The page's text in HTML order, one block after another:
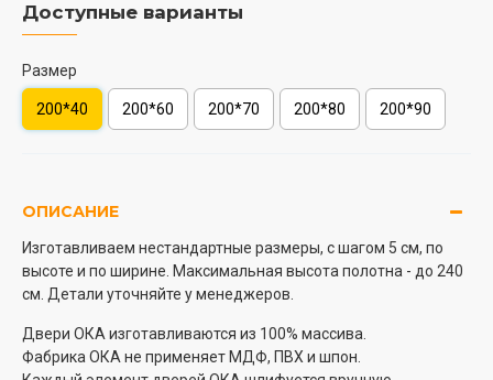
Доступные варианты
Размер
200*40 200*60 200*70 200*80 200*90
ОПИСАНИЕ
Изготавливаем нестандартные размеры, с шагом 5 см, по
высоте и по ширине. Максимальная высота полотна - до 240
см. Детали уточняйте у менеджеров.
Двери ОКА изготавливаются из 100% массива.
Фабрика ОКА не применяет МДФ, ПВХ и шпон.